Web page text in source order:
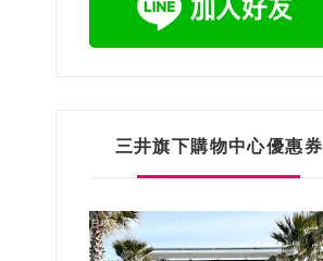
三井旗下購物中心優惠券